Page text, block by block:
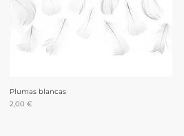
Plumas blancas
Precio
2,00 €